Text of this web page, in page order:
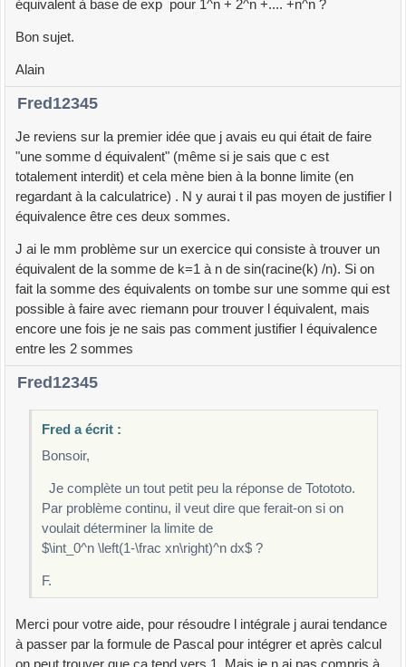
équivalent à base de exp pour 1^n + 2^n +.... +n^n ?
Bon sujet.
Alain
Fred12345
Je reviens sur la premier idée que j avais eu qui était de faire
"une somme d équivalent" (même si je sais que c est
totalement interdit) et cela mène bien à la bonne limite (en
regardant à la calculatrice) . N y aurai t il pas moyen de justifier l
équivalence être ces deux sommes.
J ai le mm problème sur un exercice qui consiste à trouver un
équivalent de la somme de k=1 à n de sin(racine(k) /n). Si on
fait la somme des équivalents on tombe sur une somme qui est
possible à faire avec riemann pour trouver l équivalent, mais
encore une fois je ne sais pas comment justifier l équivalence
entre les 2 sommes
Fred12345
Fred a écrit :
Bonsoir,
Je complète un tout petit peu la réponse de Totototo.
Par problème continu, il veut dire que ferait-on si on
voulait déterminer la limite de
$\int_0^n \left(1-\frac xn\right)^n dx$ ?
F.
Merci pour votre aide, pour résoudre l intégrale j aurai tendance
à passer par la formule de Pascal pour intégrer et après calcul
on peut trouver que ça tend vers 1. Mais je n ai pas compris à